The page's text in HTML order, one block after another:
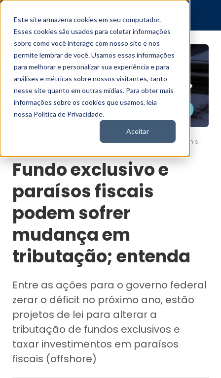
Este site armazena cookies em seu computador.
Esses cookies são usados para coletar informações
sobre como você interage com nosso site e nos
permite lembrar de você. Usamos essas informações
para melhorar e personalizar sua experiência e para
análises e métricas sobre nossos visitantes, tanto
nesse site quanto em outras mídias. Para obter mais
informações sobre os cookies que usamos, leia
nossa Política de Privacidade.
Aceitar
Fundo exclusivo e paraísos fiscais podem sofrer mudança em tributação; entenda
Fundo exclusivo e
paraísos fiscais
podem sofrer
mudança em
tributação; entenda
Entre as ações para o governo federal
zerar o déficit no próximo ano, estão
projetos de lei para alterar a
tributação de fundos exclusivos e
taxar investimentos em paraísos
fiscais (offshore)